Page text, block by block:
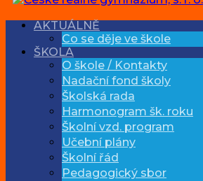
AKTUÁLNĚ
Co se děje ve škole
ŠKOLA
O škole / Kontakty
Nadační fond školy
Školská rada
Harmonogram šk. roku
Školní vzd. program
Učební plány
Školní řád
Pedagogický sbor